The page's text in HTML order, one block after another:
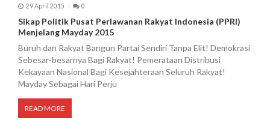
29 April 2015 0
Sikap Politik Pusat Perlawanan Rakyat Indonesia (PPRI)
Menjelang Mayday 2015
Buruh dan Rakyat Bangun Partai Sendiri Tanpa Elit! Demokrasi
Sebesar-besarnya Bagi Rakyat! Pemerataan Distribusi
Kekayaan Nasional Bagi Kesejahteraan Seluruh Rakyat!
Mayday Sebagai Hari Perju
READ MORE